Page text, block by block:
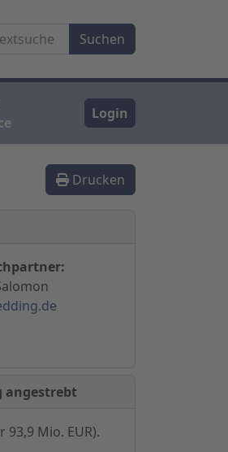
Login
Drucken
angestrebt
Mio. EUR).